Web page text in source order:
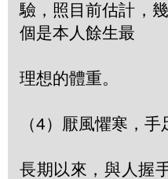
驗，照目前估計，
個是本人餘生最
理想的體重。
（4）厭風懼寒，手
長期以來，與人握